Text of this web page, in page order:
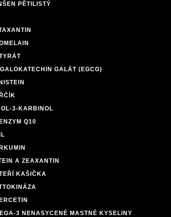
PĚTILISTÝ
GALÁT (EGCG)
3-KARBINOL
Q10
A ZEAXANTIN
KAŠIČKA
3 NENASYCENÉ MASTNÉ KYSELINY